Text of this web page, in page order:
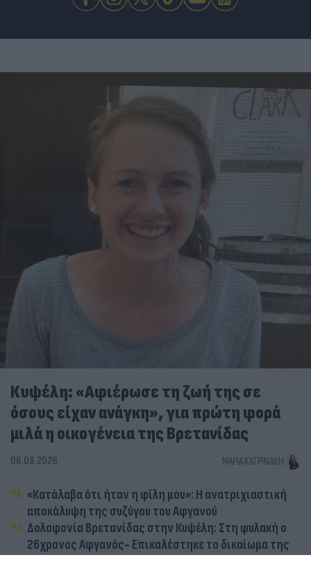
Κυψέλη: «Αφιέρωσε τη ζωή της σε
όσους είχαν ανάγκη», για πρώτη φορά
μιλά η οικογένεια της Βρετανίδας
06.08.2026 ΜΑΡΊΑ ΚΑΤΡΙΝΆΚΗ
«Κατάλαβα ότι ήταν η φίλη μου»: Η ανατριχιαστική
αποκάλυψη της συζύγου του Αφγανού
Δολοφονία Βρετανίδας στην Κυψέλη: Στη φυλακή ο
26χρονος Αφγανός- Επικαλέστηκε το δικαίωμα της